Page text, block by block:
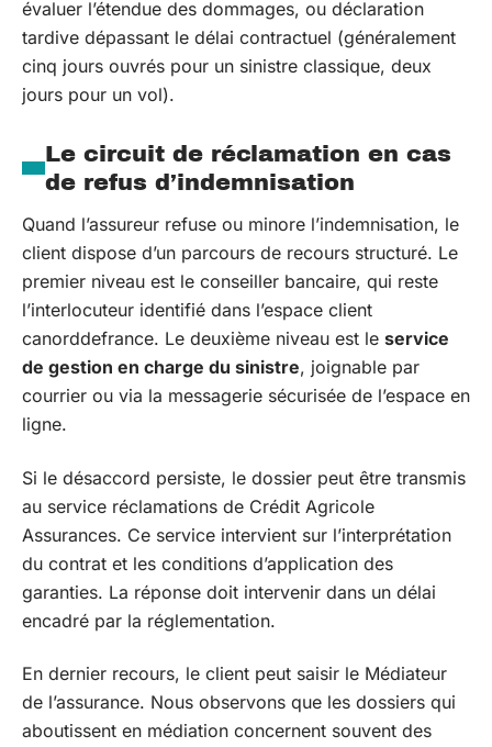
évaluer l’étendue des dommages, ou déclaration
tardive dépassant le délai contractuel (généralement
cinq jours ouvrés pour un sinistre classique, deux
jours pour un vol).
Le circuit de réclamation en cas
de refus d’indemnisation
Quand l’assureur refuse ou minore l’indemnisation, le
client dispose d’un parcours de recours structuré. Le
premier niveau est le conseiller bancaire, qui reste
l’interlocuteur identifié dans l’espace client
canorddefrance. Le deuxième niveau est le service
de gestion en charge du sinistre, joignable par
courrier ou via la messagerie sécurisée de l’espace en
ligne.
Si le désaccord persiste, le dossier peut être transmis
au service réclamations de Crédit Agricole
Assurances. Ce service intervient sur l’interprétation
du contrat et les conditions d’application des
garanties. La réponse doit intervenir dans un délai
encadré par la réglementation.
En dernier recours, le client peut saisir le Médiateur
de l’assurance. Nous observons que les dossiers qui
aboutissent en médiation concernent souvent des